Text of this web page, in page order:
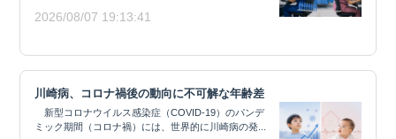
2026/08/07 19:13:41
川崎病、コロナ禍後の動向に不可解な年齢差
新型コロナウイルス感染症（COVID-19）のパンデ
ミック期間（コロナ禍）には、世界的に川崎病の発...